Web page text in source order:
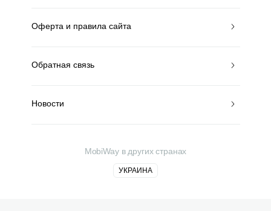
Оферта и правила сайта
Обратная связь
Новости
MobiWay в других странах
УКРАИНА